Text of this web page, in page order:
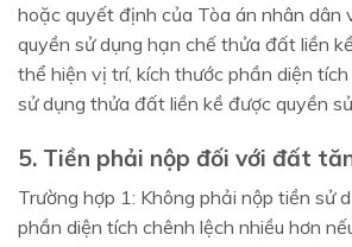
hoặc quyết định của Tòa án nhân dân
quyền sử dụng hạn chế thửa đất liền
thể hiện vị trí, kích thước phần diện
sử dụng thửa đất liền kề được quyền
5. Tiền phải nộp đối với đất
Trường hợp 1: Không phải nộp tiền sử
phần diện tích chênh lệch nhiều hơn